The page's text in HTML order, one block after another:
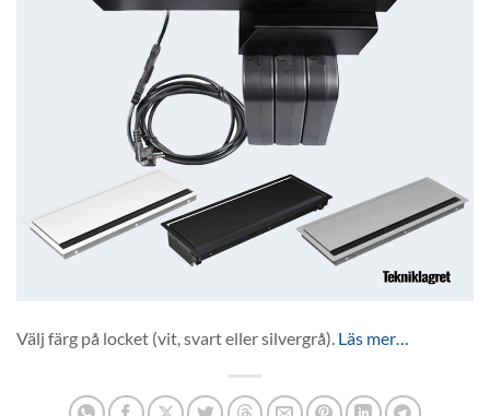
Välj färg på locket (vit, svart eller silvergrå). Läs mer…